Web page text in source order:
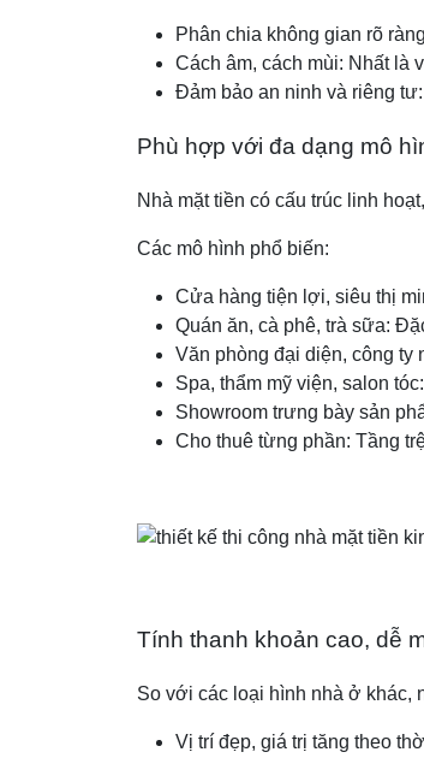
Phân chia không gian rõ
Cách âm, cách mùi: Nhất là
Đảm bảo an ninh và riêng
Phù hợp với đa dạng mô
Nhà mặt tiền có cấu trúc linh
Các mô hình phổ biến:
Cửa hàng tiện lợi, siêu thị
Quán ăn, cà phê, trà sữa:
Văn phòng đại diện, công ty
Spa, thẩm mỹ viện, salon
Showroom trưng bày sản
Cho thuê từng phần: Tầng
Tính thanh khoản cao, dễ
So với các loại hình nhà ở khác,
Vị trí đẹp, giá trị tăng theo